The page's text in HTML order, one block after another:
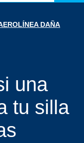
DAÑA
una
tu silla